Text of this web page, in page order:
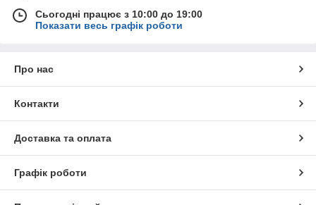
Сьогодні працює з 10:00 до 19:00
Показати весь графік роботи
Про нас
Контакти
Доставка та оплата
Графік роботи